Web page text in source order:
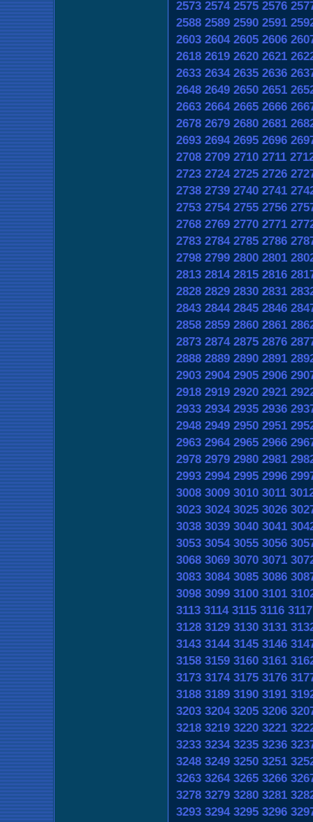
2573 2574 2575 2576
2588 2589 2590 2591
2603 2604 2605 2606
2618 2619 2620 2621
2633 2634 2635 2636
2648 2649 2650 2651
2663 2664 2665 2666
2678 2679 2680 2681
2693 2694 2695 2696
2708 2709 2710 2711
2723 2724 2725 2726
2738 2739 2740 2741
2753 2754 2755 2756
2768 2769 2770 2771
2783 2784 2785 2786
2798 2799 2800 2801
2813 2814 2815 2816
2828 2829 2830 2831
2843 2844 2845 2846
2858 2859 2860 2861
2873 2874 2875 2876
2888 2889 2890 2891
2903 2904 2905 2906
2918 2919 2920 2921
2933 2934 2935 2936
2948 2949 2950 2951
2963 2964 2965 2966
2978 2979 2980 2981
2993 2994 2995 2996
3008 3009 3010 3011
3023 3024 3025 3026
3038 3039 3040 3041
3053 3054 3055 3056
3068 3069 3070 3071
3083 3084 3085 3086
3098 3099 3100 3101
3113 3114 3115 3116 3117
3128 3129 3130 3131
3143 3144 3145 3146
3158 3159 3160 3161
3173 3174 3175 3176
3188 3189 3190 3191
3203 3204 3205 3206
3218 3219 3220 3221
3233 3234 3235 3236
3248 3249 3250 3251
3263 3264 3265 3266
3278 3279 3280 3281
3293 3294 3295 3296